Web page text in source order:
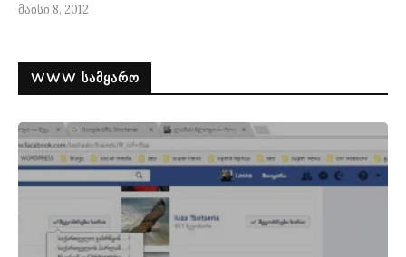
მაისი 8, 2012
WWW ᲡᲐᲛᲧᲐᲠᲝ